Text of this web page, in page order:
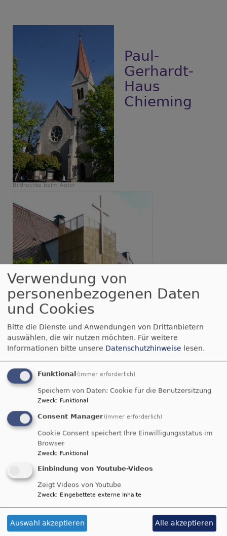
Bildrechte beim Autor
Paul-
Gerhardt-
Haus
Chieming
Bildrechte beim Autor
Simeonkirche in Waging am
See
Verwendung von
personenbezogenen Daten
und Cookies
Bitte die Dienste und Anwendungen von Drittanbietern
auswählen, die wir nutzen möchten. Für weitere
Informationen bitte unsere Datenschutzhinweise lesen.
Funktional (immer erforderlich)
Speichern von Daten: Cookie für die Benutzersitzung
Zweck: Funktional
Consent Manager (immer erforderlich)
Cookie Consent speichert Ihre Einwilligungsstatus im
Browser
Zweck: Funktional
Einbindung von Youtube-Videos
Zeigt Videos von Youtube
Zweck: Eingebettete externe Inhalte
Auswahl akzeptieren Alle akzeptieren